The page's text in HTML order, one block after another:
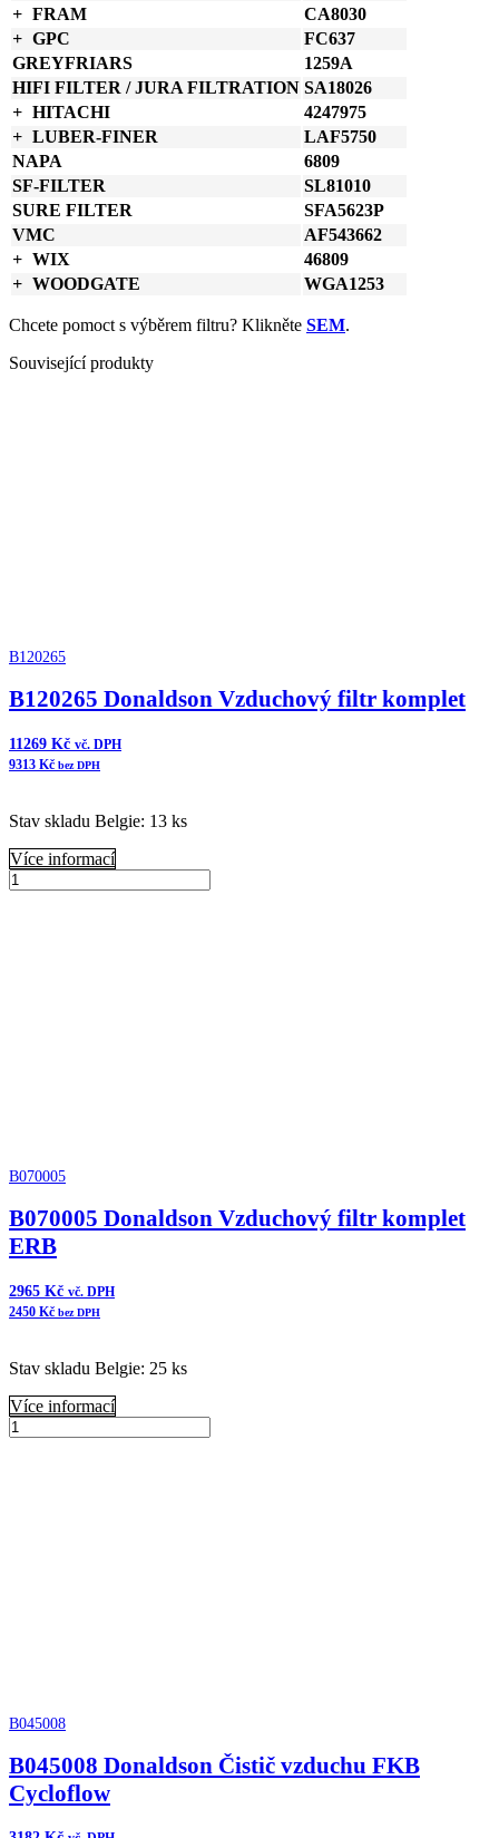
FRAM
CA8030
GPC
FC637
GREYFRIARS
1259A
HIFI FILTER / JURA FILTRATION SA18026
HITACHI
4247975
LUBER-FINER
LAF5750
NAPA
6809
SF-FILTER
SL81010
SURE FILTER
SFA5623P
VMC
AF543662
WIX
46809
WOODGATE
WGA1253
Chcete pomoct s výběrem filtru? Klikněte SEM.
Související produkty
B120265
B120265 Donaldson Vzduchový filtr komplet
11269 Kč vč. DPH
9313 Kč bez DPH
Stav skladu Belgie: 13 ks
Více informací
B120265
B070005
B070005 Donaldson Vzduchový filtr komplet
ERB
2965 Kč vč. DPH
2450 Kč bez DPH
Stav skladu Belgie: 25 ks
Více informací
B070005
B045008
B045008 Donaldson Čistič vzduchu FKB
Cycloflow